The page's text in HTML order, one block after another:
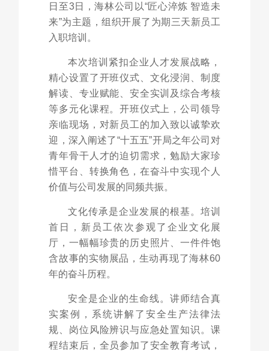
English
日至3日，海林公司以“匠心淬炼 智造未
来”为主题，组织开展了为期三天新员工
入职培训。
本次培训紧扣企业人才发展战略，
精心设置了开班仪式、文化浸润、制度
解读、专业赋能、安全实训及综合考核
等多元化课程。开班仪式上，公司领导
亲临现场，对新员工的加入致以诚挚欢
迎，深入阐述了“十五五”开局之年公司对
青年骨干人才的迫切需求，勉励大家珍
惜平台、转换角色，在奋斗中实现个人
价值与公司发展的同频共振。
文化传承是企业发展的根基。培训
首日，新员工依次参观了企业文化展
厅，一幅幅珍贵的历史照片、一件件饱
含故事的实物展品，生动再现了海林60
年的奋斗历程。
安全是企业的生命线。讲师结合真
实案例，系统讲解了安全生产法律法
规、岗位风险辨识与应急处置知识。课
程结束后，全员参加了安全教育考试，